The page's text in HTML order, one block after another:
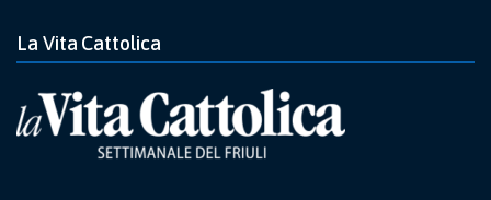
La Vita Cattolica